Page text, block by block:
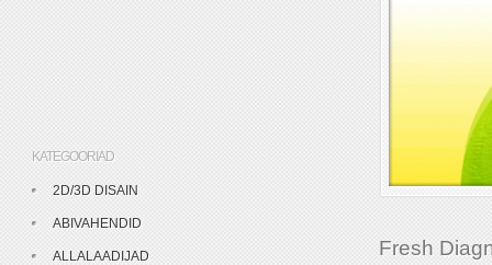
Fresh
KATEGOORIAD
2D/3D DISAIN
ABIVAHENDID
ALLALAADIJAD